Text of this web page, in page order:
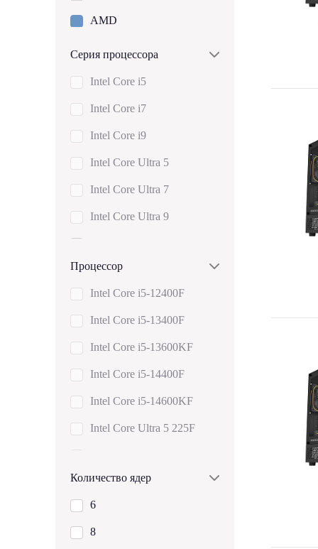
AMD
Серия процессора
Intel Core i5
Intel Core i7
Intel Core i9
Intel Core Ultra 5
Intel Core Ultra 7
Intel Core Ultra 9
AMD Ryzen 7
AMD Ryzen 9
Показать все
Процессор
Intel Core i5-12400F
Intel Core i5-13400F
Intel Core i5-13600KF
Intel Core i5-14400F
Intel Core i5-14600KF
Intel Core Ultra 5 225F
Intel Core Ultra 5 250K Plus
Intel Core i7-12700KF
Intel Core i7-13700KF
Количество ядер
6
8